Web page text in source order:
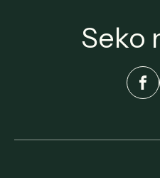
Seko